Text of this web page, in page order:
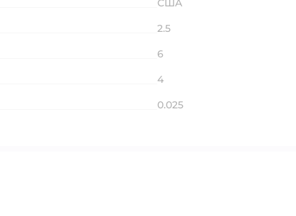
США
2.5
6
4
0.025